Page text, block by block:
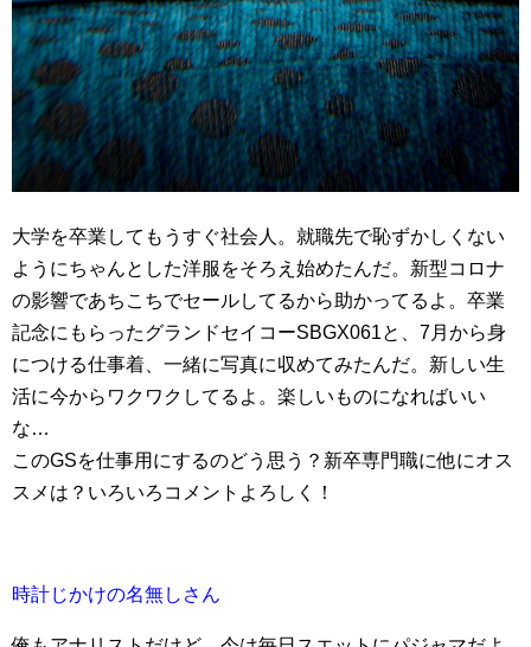
大学を卒業してもうすぐ社会人。就職先で恥ずかしくない
ようにちゃんとした洋服をそろえ始めたんだ。新型コロナ
の影響であちこちでセールしてるから助かってるよ。卒業
記念にもらったグランドセイコーSBGX061と、7月から身
につける仕事着、一緒に写真に収めてみたんだ。新しい生
活に今からワクワクしてるよ。楽しいものになればいい
な…
このGSを仕事用にするのどう思う？新卒専門職に他にオス
スメは？いろいろコメントよろしく！
時計じかけの名無しさん